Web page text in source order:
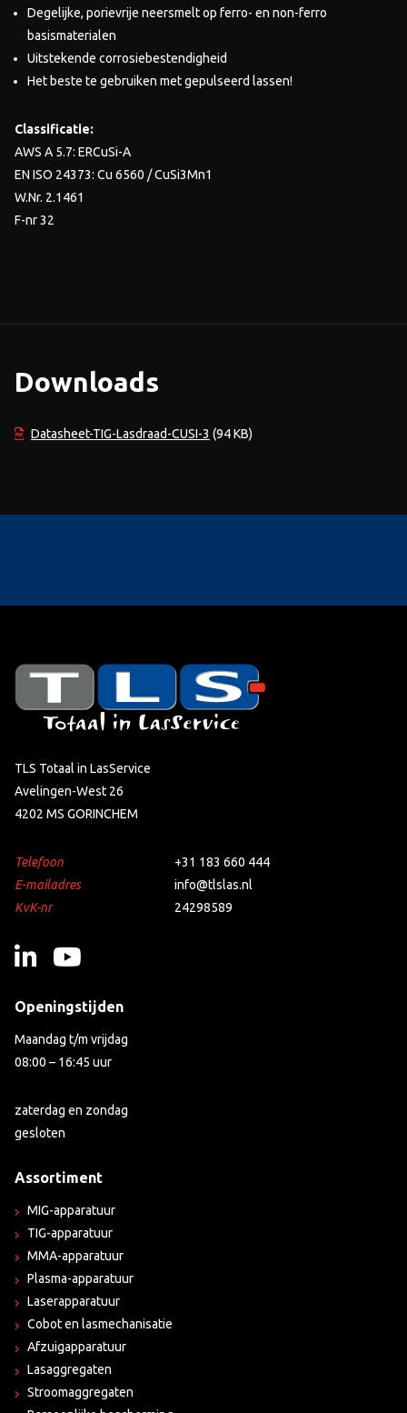
Degelijke, porievrije neersmelt op ferro- en non-ferro
basismaterialen
Uitstekende corrosiebestendigheid
Het beste te gebruiken met gepulseerd lassen!
Classificatie:
AWS A 5.7: ERCuSi-A
EN ISO 24373: Cu 6560 / CuSi3Mn1
W.Nr. 2.1461
F-nr 32
Downloads
Datasheet-TIG-Lasdraad-CUSI-3 (94 KB)
TLS Totaal in LasService
Avelingen-West 26
4202 MS GORINCHEM
Telefoon
+31 183 660 444
E-mailadres
info@tlslas.nl
KvK-nr
24298589
Openingstijden
Maandag t/m vrijdag
08:00 – 16:45 uur
zaterdag en zondag
gesloten
Assortiment
MIG-apparatuur
TIG-apparatuur
MMA-apparatuur
Plasma-apparatuur
Laserapparatuur
Cobot en lasmechanisatie
Afzuigapparatuur
Lasaggregaten
Stroomaggregaten